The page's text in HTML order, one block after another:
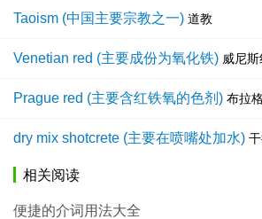
Taoism (中国主要宗教之一) 道教
Venetian red (主要成份为氧化铁) 威尼斯
Prague red (主要含红铁氧的色剂) 布拉
dry mix shotcrete (主要在喷嘴处加水)
相关阅读
便捷的介词用法大全